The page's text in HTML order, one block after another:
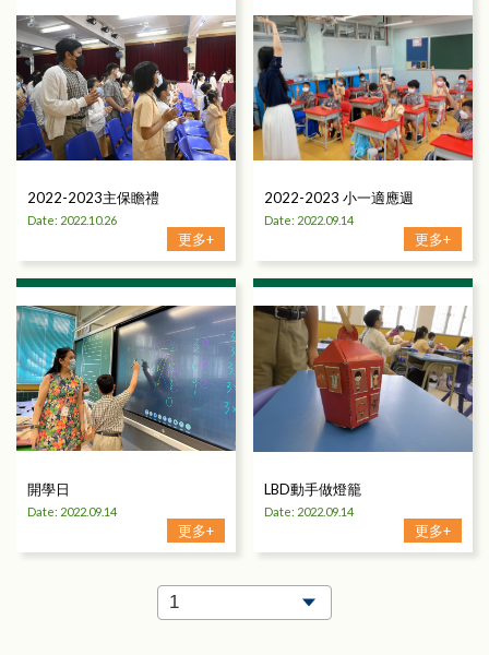
2022-2023主保瞻禮
Date: 2022.10.26
更多+
2022-2023 小一適應週
Date: 2022.09.14
更多+
開學日
Date: 2022.09.14
更多+
LBD動手做燈籠
Date: 2022.09.14
更多+